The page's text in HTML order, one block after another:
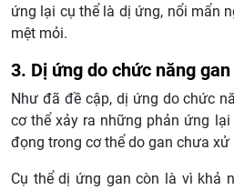
ứng lại cụ thể là dị ứng, nổi mẩn
mệt mỏi.
3. Dị ứng do chức năng
Như đã đề cập, dị ứng do chức
cơ thể xảy ra những phản ứng
đọng trong cơ thể do gan chưa xử
Cụ thể dị ứng gan còn là vì khả